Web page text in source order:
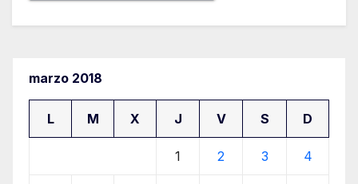
marzo 2018
L M X J V S D
1 2 3 4